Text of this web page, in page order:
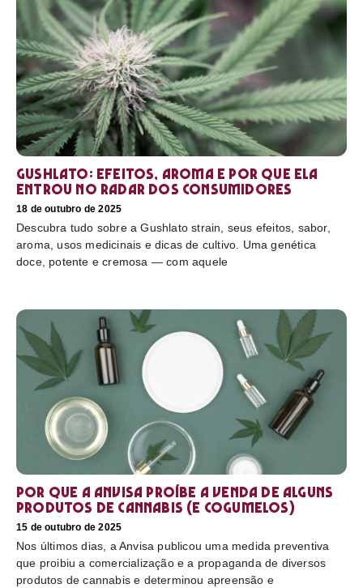
Gushlato: efeitos, aroma e por que ela
entrou no radar dos consumidores
18 de outubro de 2025
Descubra tudo sobre a Gushlato strain, seus efeitos, sabor,
aroma, usos medicinais e dicas de cultivo. Uma genética
doce, potente e cremosa — com aquele
Por que a Anvisa proíbe a venda de alguns
produtos de cannabis (e cogumelos)
15 de outubro de 2025
Nos últimos dias, a Anvisa publicou uma medida preventiva
que proibiu a comercialização e a propaganda de diversos
produtos de cannabis e determinou apreensão e